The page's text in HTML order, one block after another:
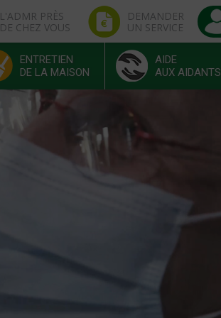
L'ADMR PRÈS
DE CHEZ VOUS
DEMANDER
UN SERVICE
ENTRETIEN
DE LA MAISON
AIDE
AUX AIDANTS